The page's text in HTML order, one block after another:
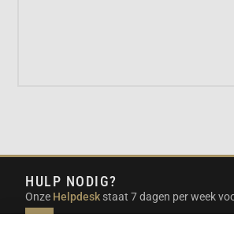
HULP NODIG?
Onze Helpdesk staat 7 dagen per week